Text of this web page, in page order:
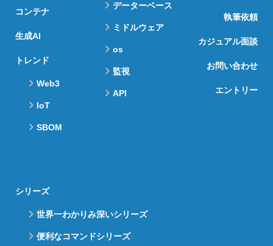
コンテナ
生成AI
トレンド
Web3
IoT
SBOM
データーベース
ミドルウェア
os
監視
API
シリーズ
世界一わかりみ深いシリーズ
便利なコマンドシリーズ
執筆依頼
カジュアル面談
お問い合わせ
エントリー